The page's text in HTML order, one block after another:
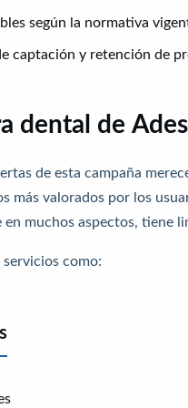
según la normativa
captación y retención de
dental de
de esta campaña
más valorados por los
muchos aspectos, tiene
como: